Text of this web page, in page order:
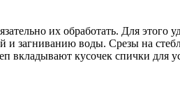
их обработать. Для этого
и загниванию воды. Срезы на
вкладывают кусочек спички для